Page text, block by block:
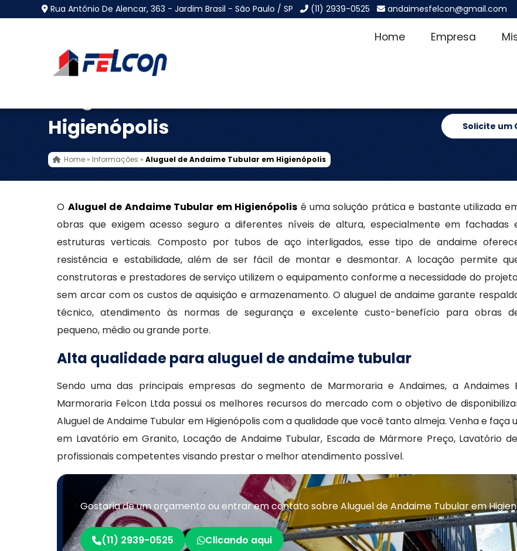
Rua Antônio De Alencar, 363 - Jardim Brasil - São Paulo / SP (11) 2939-0525 andaimesfelcon@gmail.com
Home Empresa
Higienópolis
Home » Informações »Aluguel de Andaime Tubular em Higienópolis
Solicite um
O Aluguel de Andaime Tubular em Higienópolis é uma solução prática e bastante utilizada
obras que exigem acesso seguro a diferentes níveis de altura, especialmente em fachadas
estruturas verticais. Composto por tubos de aço interligados, esse tipo de andaime
resistência e estabilidade, além de ser fácil de montar e desmontar. A locação permite
construtoras e prestadores de serviço utilizem o equipamento conforme a necessidade do
sem arcar com os custos de aquisição e armazenamento. O aluguel de andaime garante
técnico, atendimento às normas de segurança e excelente custo-benefício para obras
pequeno, médio ou grande porte.
Alta qualidade para aluguel de andaime tubular
Sendo uma das principais empresas do segmento de Marmoraria e Andaimes, a Andaimes
Marmoraria Felcon Ltda possui os melhores recursos do mercado com o objetivo de
Aluguel de Andaime Tubular em Higienópolis com a qualidade que você tanto almeja. Venha e
em Lavatório em Granito, Locação de Andaime Tubular, Escada de Mármore Preço, Lavatório
profissionais competentes visando prestar o melhor atendimento possível.
Gostaria de um orçamento ou entrar em contato sobre Aluguel de Andaime Tubular em
(11) 2939-0525 Clicando aqui